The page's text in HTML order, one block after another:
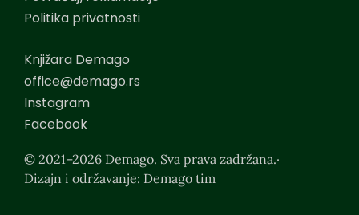
Politika privatnosti
Knjižara Demago
office@demago.rs
Instagram
Facebook
© 2021–2026 Demago. Sva prava zadržana.·
Dizajn i održavanje: Demago tim